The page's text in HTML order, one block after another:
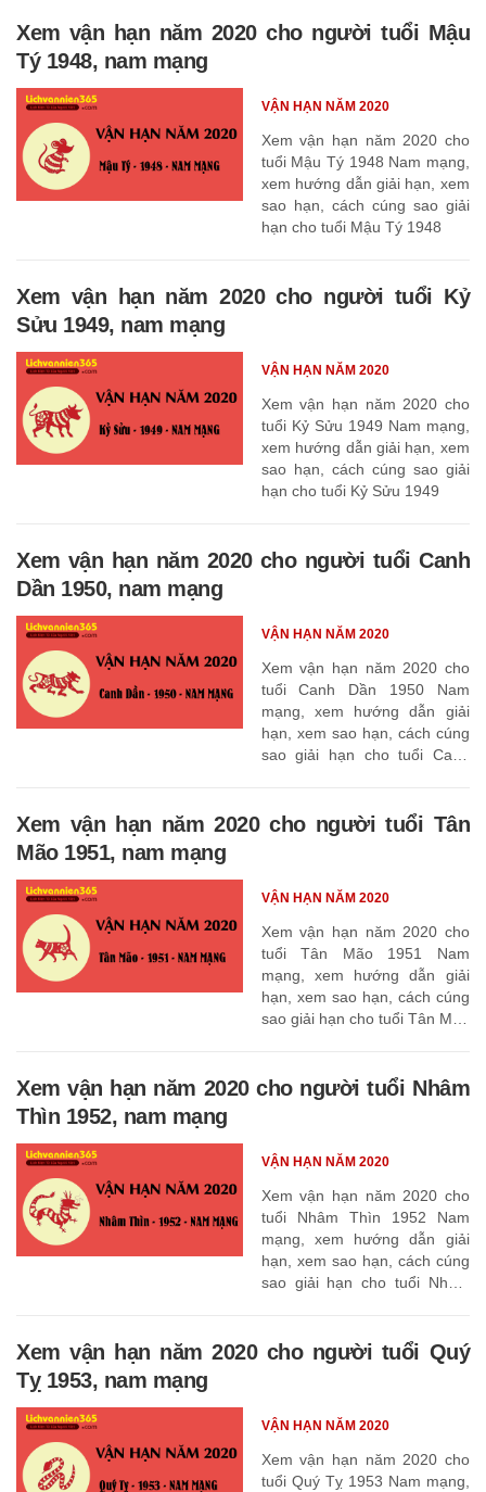
Xem vận hạn năm 2020 cho người tuổi Mậu
Tý 1948, nam mạng
Xem vận hạn năm 2020 cho
tuổi Mậu Tý 1948 Nam mạng,
xem hướng dẫn giải hạn, xem
sao hạn, cách cúng sao giải
hạn cho tuổi Mậu Tý 1948
VẬN HẠN NĂM 2020
Xem vận hạn năm 2020 cho người tuổi Kỷ
Sửu 1949, nam mạng
Xem vận hạn năm 2020 cho
tuổi Kỷ Sửu 1949 Nam mạng,
xem hướng dẫn giải hạn, xem
sao hạn, cách cúng sao giải
hạn cho tuổi Kỷ Sửu 1949
VẬN HẠN NĂM 2020
Xem vận hạn năm 2020 cho người tuổi Canh
Dần 1950, nam mạng
Xem vận hạn năm 2020 cho
tuổi Canh Dần 1950 Nam
mạng, xem hướng dẫn giải
hạn, xem sao hạn, cách cúng
sao giải hạn cho tuổi Canh
VẬN HẠN NĂM 2020
Xem vận hạn năm 2020 cho người tuổi Tân
Mão 1951, nam mạng
Xem vận hạn năm 2020 cho
tuổi Tân Mão 1951 Nam
mạng, xem hướng dẫn giải
hạn, xem sao hạn, cách cúng
sao giải hạn cho tuổi Tân Mão
VẬN HẠN NĂM 2020
Xem vận hạn năm 2020 cho người tuổi Nhâm
Thìn 1952, nam mạng
Xem vận hạn năm 2020 cho
tuổi Nhâm Thìn 1952 Nam
mạng, xem hướng dẫn giải
hạn, xem sao hạn, cách cúng
sao giải hạn cho tuổi Nhâm
VẬN HẠN NĂM 2020
Xem vận hạn năm 2020 cho người tuổi Quý
Tỵ 1953, nam mạng
Xem vận hạn năm 2020 cho
tuổi Quý Tỵ 1953 Nam mạng,
VẬN HẠN NĂM 2020